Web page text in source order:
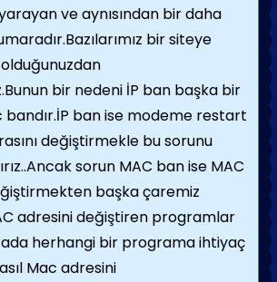
ve aynısından bir daha
bir siteye
bir nedeni İP ban başka bir
bandır.İP ban ise modeme restart
değiştirmekle bu sorunu
sorun MAC ban ise MAC
başka çaremiz
adresini değiştiren programlar
herhangi bir programa ihtiyaç
Mac adresini